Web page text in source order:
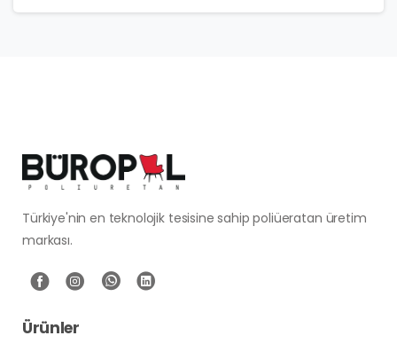
Türkiye'nin en teknolojik tesisine sahip poliüeratan üretim
markası.
Ürünler